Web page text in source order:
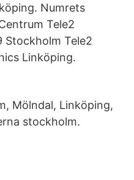
Numrets
Tele2
Stockholm Tele2
Linköping.
Mölndal, Linköping,
stockholm.